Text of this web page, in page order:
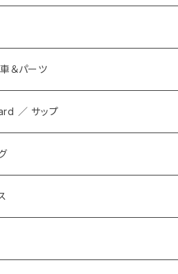
＆パーツ
／ サップ